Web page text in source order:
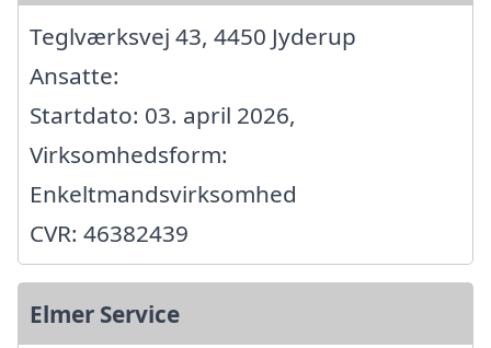
Teglværksvej 43, 4450 Jyderup
Ansatte:
Startdato: 03. april 2026,
Virksomhedsform:
Enkeltmandsvirksomhed
CVR: 46382439
Elmer Service